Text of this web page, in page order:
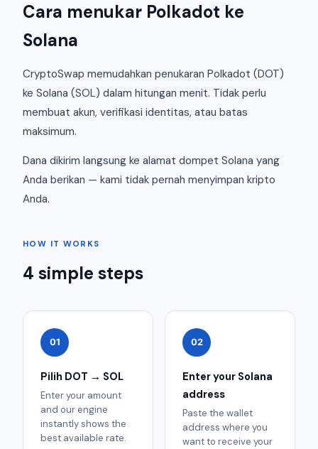
Cara menukar Polkadot ke
Solana
CryptoSwap memudahkan penukaran Polkadot (DOT)
ke Solana (SOL) dalam hitungan menit. Tidak perlu
membuat akun, verifikasi identitas, atau batas
maksimum.
Dana dikirim langsung ke alamat dompet Solana yang
Anda berikan — kami tidak pernah menyimpan kripto
Anda.
HOW IT WORKS
4 simple steps
01
Pilih DOT → SOL
Enter your amount
and our engine
instantly shows the
best available rate.
02
Enter your Solana
address
Paste the wallet
address where you
want to receive your